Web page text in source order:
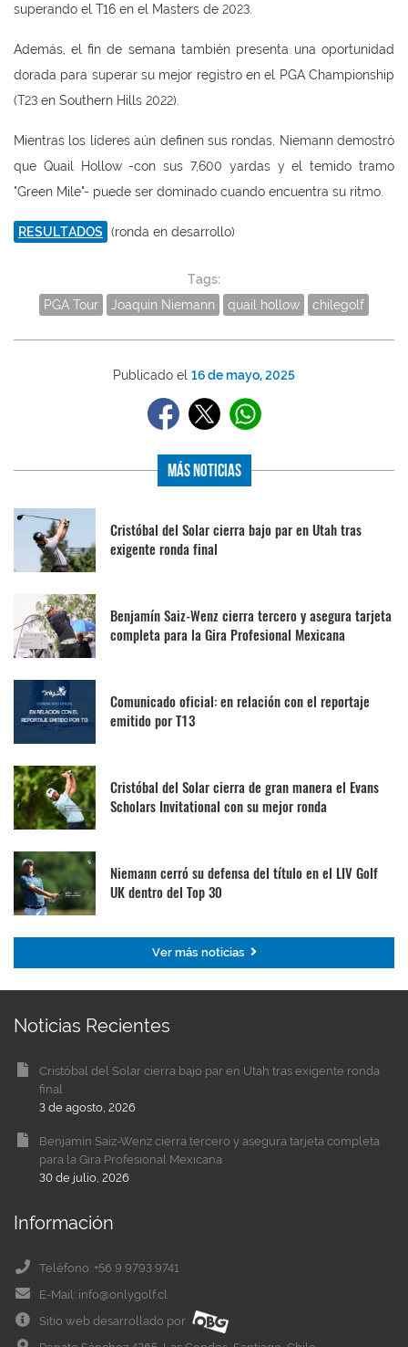
superando el T16 en el Masters de 2023.
Además, el fin de semana también presenta una oportunidad
dorada para superar su mejor registro en el PGA Championship
(T23 en Southern Hills 2022).
Mientras los líderes aún definen sus rondas, Niemann demostró
que Quail Hollow -con sus 7,600 yardas y el temido tramo
"Green Mile"- puede ser dominado cuando encuentra su ritmo.
RESULTADOS (ronda en desarrollo)
Tags:
PGA Tour
Joaquin Niemann quail hollow chilegolf
Publicado el 16 de mayo, 2025
Más Noticias
Cristóbal del Solar cierra bajo par en Utah tras
exigente ronda final
Benjamín Saiz-Wenz cierra tercero y asegura tarjeta
completa para la Gira Profesional Mexicana
Comunicado oficial: en relación con el reportaje
emitido por T13
Cristóbal del Solar cierra de gran manera el Evans
Scholars Invitational con su mejor ronda
Niemann cerró su defensa del título en el LIV Golf
UK dentro del Top 30
Ver más noticias
Noticias Recientes
Cristóbal del Solar cierra bajo par en Utah tras exigente ronda
final
3 de agosto, 2026
Benjamín Saiz-Wenz cierra tercero y asegura tarjeta completa
para la Gira Profesional Mexicana
30 de julio, 2026
Información
Teléfono: +56 9 9793 9741
E-Mail: info@onlygolf.cl
Sitio web desarrollado por